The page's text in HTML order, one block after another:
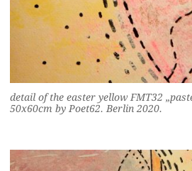
detail of the easter yellow FMT32
50x60cm by Poet62. Berlin 2020.